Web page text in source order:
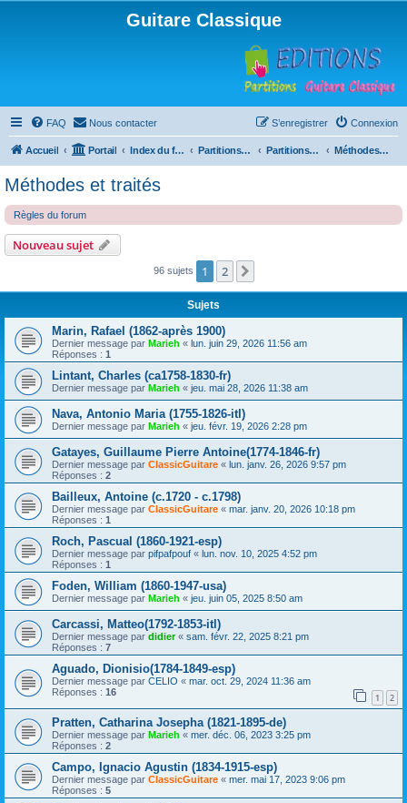
Guitare Classique
FAQ Nous contacter Connexion
S’enregistrer
Accueil Portail Index du forum Partitions pour guitare en libre téléchargement Partitions classées par compositeur Méthodes et traités
Méthodes et traités
Règles du forum
Nouveau sujet
96 sujets 1 2
Sujets
Marin, Rafael (1862-après 1900)
Dernier message par Marieh « lun. juin 29, 2026 11:56 am
Réponses : 1
Lintant, Charles (ca1758-1830-fr)
Dernier message par Marieh « jeu. mai 28, 2026 11:38 am
Nava, Antonio Maria (1755-1826-itl)
Dernier message par Marieh « jeu. févr. 19, 2026 2:28 pm
Gatayes, Guillaume Pierre Antoine(1774-1846-fr)
Dernier message par ClassicGuitare « lun. janv. 26, 2026 9:57 pm
Réponses : 2
Bailleux, Antoine (c.1720 - c.1798)
Dernier message par ClassicGuitare « mar. janv. 20, 2026 10:18 pm
Réponses : 1
Roch, Pascual (1860-1921-esp)
Dernier message par pifpafpouf « lun. nov. 10, 2025 4:52 pm
Réponses : 1
Foden, William (1860-1947-usa)
Dernier message par Marieh « jeu. juin 05, 2025 8:50 am
Carcassi, Matteo(1792-1853-itl)
Dernier message par didier« sam. févr. 22, 2025 8:21 pm
Réponses : 7
Aguado, Dionisio(1784-1849-esp)
Dernier message par CELIO « mar. oct. 29, 2024 11:36 am
Réponses : 16 1 2
Pratten, Catharina Josepha (1821-1895-de)
Dernier message par Marieh « mer. déc. 06, 2023 3:25 pm
Réponses : 2
Campo, Ignacio Agustin (1834-1915-esp)
Dernier message par ClassicGuitare « mer. mai 17, 2023 9:06 pm
Réponses : 5